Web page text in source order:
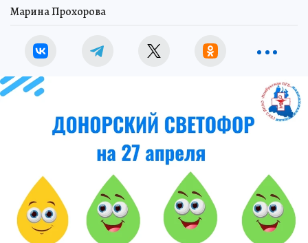
Марина Прохорова